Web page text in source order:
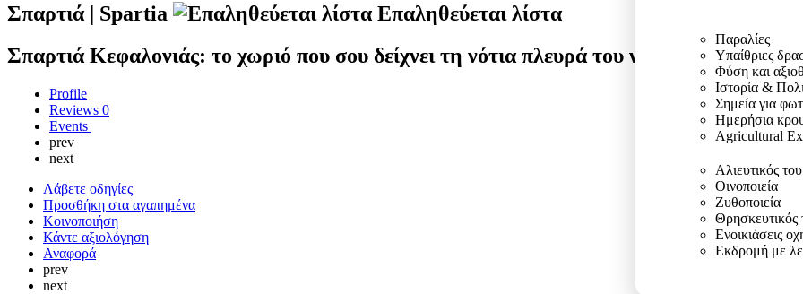
Παραλίες
Υπαίθριες
Φύση και
Ιστορία &
Σημεία για
Ημερήσια
Agricultural
Αλιευτικός
Οινοποιεία
Ζυθοποιεία
Θρησκευτικός
Ενοικιάσεις
Εκδρομή με
Σπαρτιά | Spartia
Επαληθεύεται λίστα
Σπαρτιά Κεφαλονιάς: το χωριό που σου δείχνει τη νότια πλευρά του νησιού χωρίς
Profile
Reviews 0
Events
prev
next
Λάβετε οδηγίες
Προσθήκη στα αγαπημένα
Κοινοποιήση
Κάντε αξιολόγηση
Αναφορά
prev
next